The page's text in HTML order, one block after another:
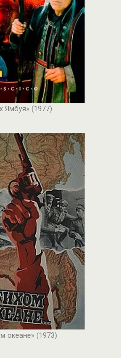
Ямбуя» (1977)
океане» (1973)